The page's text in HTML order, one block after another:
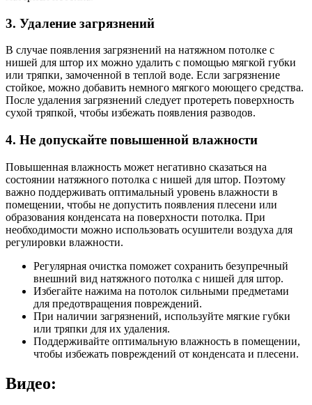
3. Удаление загрязнений
В случае появления загрязнений на натяжном потолке с
нишей для штор их можно удалить с помощью мягкой губки
или тряпки, замоченной в теплой воде. Если загрязнение
стойкое, можно добавить немного мягкого моющего средства.
После удаления загрязнений следует протереть поверхность
сухой тряпкой, чтобы избежать появления разводов.
4. Не допускайте повышенной влажности
Повышенная влажность может негативно сказаться на
состоянии натяжного потолка с нишей для штор. Поэтому
важно поддерживать оптимальный уровень влажности в
помещении, чтобы не допустить появления плесени или
образования конденсата на поверхности потолка. При
необходимости можно использовать осушители воздуха для
регулировки влажности.
Регулярная очистка поможет сохранить безупречный
внешний вид натяжного потолка с нишей для штор.
Избегайте нажима на потолок сильными предметами
для предотвращения повреждений.
При наличии загрязнений, используйте мягкие губки
или тряпки для их удаления.
Поддерживайте оптимальную влажность в помещении,
чтобы избежать повреждений от конденсата и плесени.
Видео: